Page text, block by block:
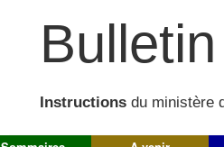
Instructions du ministère